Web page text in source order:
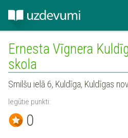
Ernesta Vīgnera
skola
Smilšu ielā 6, Kuldīga, Kuldīgas
Iegūtie punkti:
0